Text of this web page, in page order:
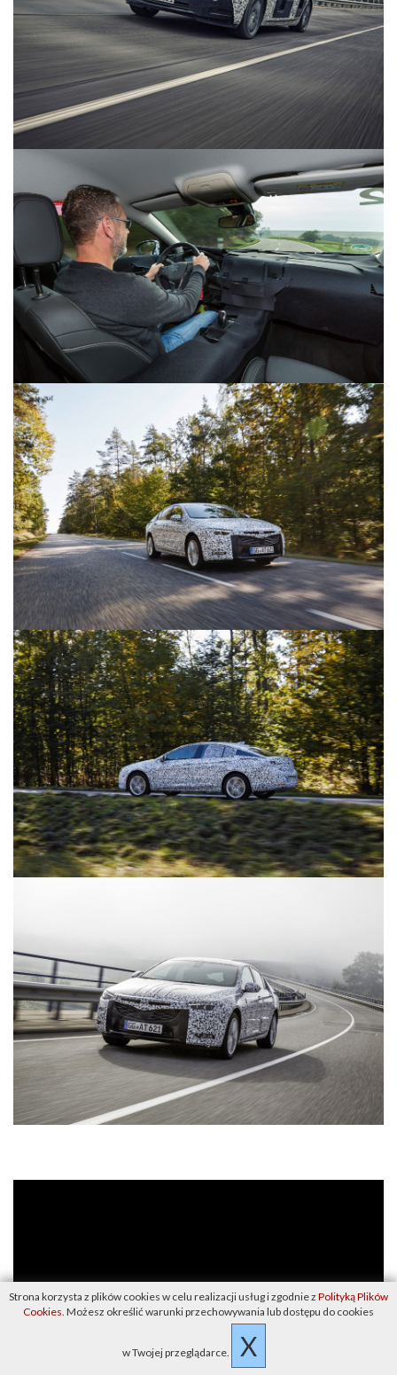
Strona korzysta z plików cookies w celu realizacji usług i zgodnie z Polityką Plików
Cookies. Możesz określić warunki przechowywania lub dostępu do cookies
w Twojej przeglądarce. X